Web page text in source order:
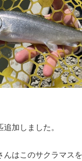
加しました。
んはこのサクラマスを